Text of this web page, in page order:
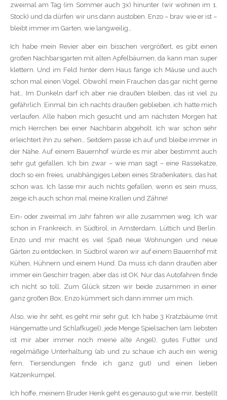
zweimal am Tag (im Sommer auch 3x) hinunter (wir wohnen im 1.
Stock) und da dürfen wir uns dann austoben. Enzo – brav wie er ist –
bleibt immer im Garten, wie langweilig…
Ich habe mein Revier aber ein bisschen vergrößert, es gibt einen
großen Nachbarsgarten mit alten Apfelbäumen, da kann man super
klettern. Und im Feld hinter dem Haus fange ich Mäuse und auch
schon mal einen Vogel. Obwohl mein Frauchen das gar nicht gerne
hat… Im Dunkeln darf ich aber nie draußen bleiben, das ist viel zu
gefährlich. Einmal bin ich nachts draußen geblieben, ich hatte mich
verlaufen. Alle haben mich gesucht und am nächsten Morgen hat
mich Herrchen bei einer Nachbarin abgeholt. Ich war schon sehr
erleichtert ihn zu sehen… Seitdem passe ich auf und bleibe immer in
der Nähe. Auf einem Bauernhof würde es mir aber bestimmt auch
sehr gut gefallen. Ich bin zwar – wie man sagt – eine Rassekatze,
doch so ein freies, unabhängiges Leben eines Straßenkaters, das hat
schon was. Ich lasse mir auch nichts gefallen, wenn es sein muss,
zeige ich auch schon mal meine Krallen und Zähne!
Ein- oder zweimal im Jahr fahren wir alle zusammen weg. Ich war
schon in Frankreich, in Südtirol, in Amsterdam, Lüttich und Berlin.
Enzo und mir macht es viel Spaß neue Wohnungen und neue
Gärten zu entdecken. In Südtirol waren wir auf einem Bauernhof mit
Kühen, Hühnern und einem Hund. Da muss ich dann draußen aber
immer ein Geschirr tragen, aber das ist OK. Nur das Autofahren finde
ich nicht so toll. Zum Glück sitzen wir beide zusammen in einer
ganz großen Box, Enzo kümmert sich dann immer um mich.
Also, wie ihr seht, es geht mir sehr gut. Ich habe 3 Kratzbäume (mit
Hängematte und Schlafkugel), jede Menge Spielsachen (am liebsten
ist mir aber immer noch meine alte Angel), gutes Futter und
regelmäßige Unterhaltung (ab und zu schaue ich auch ein wenig
fern, Tiersendungen finde ich ganz gut) und einen lieben
Katzenkumpel.
Ich hoffe, meinem Bruder Henk geht es genauso gut wie mir, bestellt